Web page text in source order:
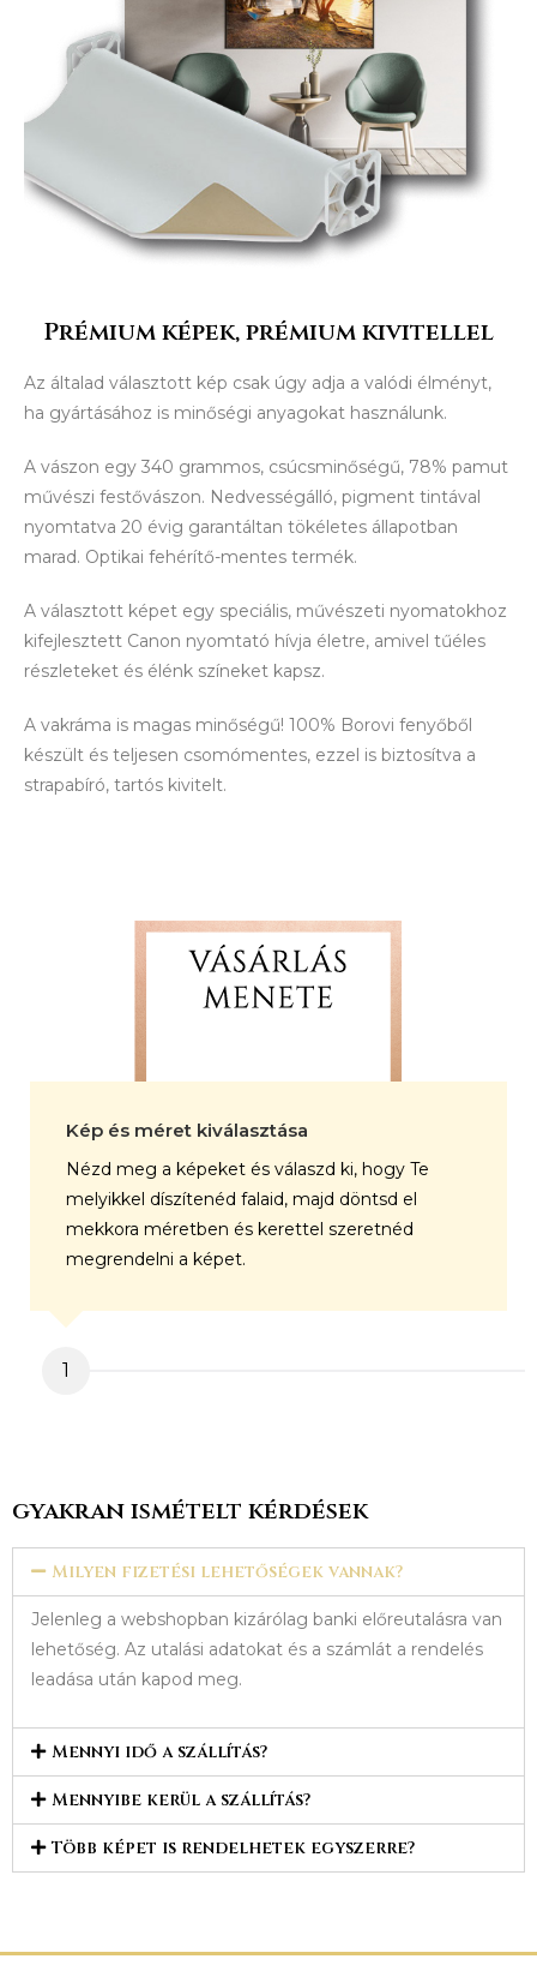
Prémium képek, prémium kivitellel
Az általad választott kép csak úgy adja a valódi élményt,
ha gyártásához is minőségi anyagokat használunk.
A vászon egy 340 grammos, csúcsminőségű, 78% pamut
művészi festővászon. Nedvességálló, pigment tintával
nyomtatva 20 évig garantáltan tökéletes állapotban
marad. Optikai fehérítő-mentes termék.
A választott képet egy speciális, művészeti nyomatokhoz
kifejlesztett Canon nyomtató hívja életre, amivel tűéles
részleteket és élénk színeket kapsz.
A vakráma is magas minőségű! 100% Borovi fenyőből
készült és teljesen csomómentes, ezzel is biztosítva a
strapabíró, tartós kivitelt.
Kép és méret kiválasztása
Nézd meg a képeket és válaszd ki, hogy Te
melyikkel díszítenéd falaid, majd döntsd el
mekkora méretben és kerettel szeretnéd
megrendelni a képet.
1
gyakran ismételt kérdések
Milyen fizetési lehetőségek vannak?
Jelenleg a webshopban kizárólag banki előreutalásra van
lehetőség. Az utalási adatokat és a számlát a rendelés
leadása után kapod meg.
Mennyi idő a szállítás?
Mennyibe kerül a szállítás?
Több képet is rendelhetek egyszerre?